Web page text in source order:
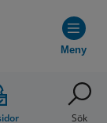
Meny
Sök